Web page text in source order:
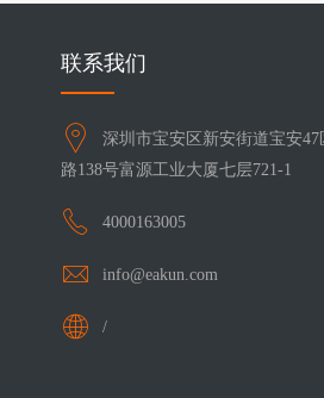
联系我们
深圳市宝安区新安街道宝安47
路138号富源工业大厦七层721-1
4000163005
info@eakun.com
/